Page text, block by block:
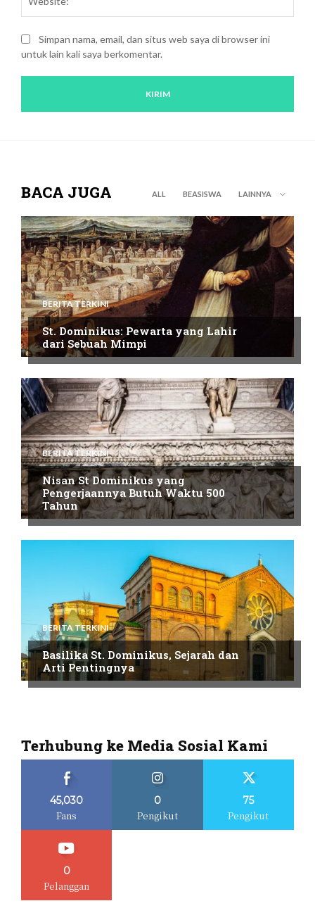
Simpan nama, email, dan situs web saya di browser ini
untuk lain kali saya berkomentar.
BACA JUGA ALL BEASISWA LAINNYA
BERITA TERKINI
St. Dominikus: Pewarta yang Lahir
dari Sebuah Mimpi
BERITA TERKINI
Nisan St Dominikus yang
Pengerjaannya Butuh Waktu 500
Tahun
BERITA TERKINI
Basilika St. Dominikus, Sejarah dan
Arti Pentingnya
Terhubung ke Media Sosial Kami
45,030
Fans
0
Pengikut
75
Pengikut
0
Pelanggan